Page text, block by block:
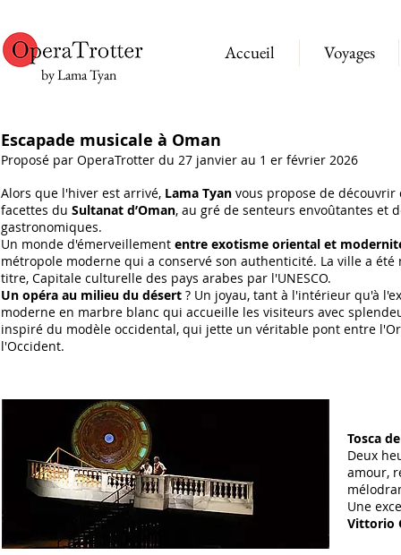
by Lama Tyan
Accueil Voyages
Escapade musicale à Oman
Proposé par OperaTrotter du 27 janvier au 1 er février 2026
Alors que l'hiver est arrivé, Lama Tyan vous propose de découvrir
facettes du Sultanat d’Oman, au gré de senteurs envoûtantes et
gastronomiques.
Un monde d'émerveillement entre exotisme oriental et
métropole moderne qui a conservé son authenticité. La ville a été
titre, Capitale culturelle des pays arabes par l'UNESCO.
Un opéra au milieu du désert ? Un joyau, tant à l'intérieur qu'à
moderne en marbre blanc qui accueille les visiteurs avec
inspiré du modèle occidental, qui jette un véritable pont entre
l'Occident.
Tosca
Deux
amour,
Une
Vittorio